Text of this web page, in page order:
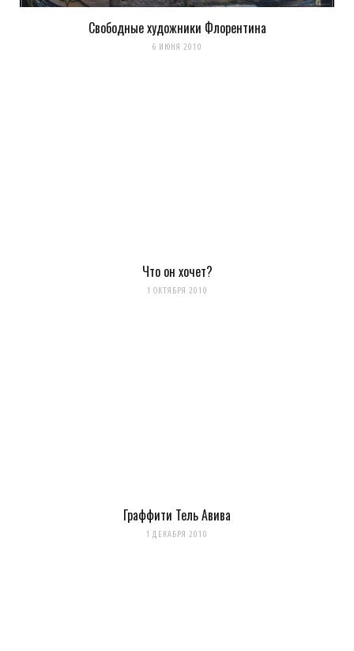
Сохранить моё имя, email и адрес сайта в этом браузере для
Свободные художники Флорентина
6 ИЮНЯ 2010
Что он хочет?
1 ОКТЯБРЯ 2010
Граффити Тель Авива
1 ДЕКАБРЯ 2010